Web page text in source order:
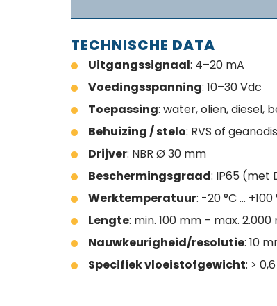
TECHNISCHE DATA
Uitgangssignaal: 4–20 mA
Voedingsspanning: 10–30 Vdc
Toepassing: water, oliën, diesel,
Behuizing / stelo: RVS of
Drijver: NBR Ø 30 mm
Beschermingsgraad: IP65 (met
Werktemperatuur: -20 °C …
Lengte: min. 100 mm – max.
Nauwkeurigheid/resolutie: 10
Specifiek vloeistofgewicht: > 0,6